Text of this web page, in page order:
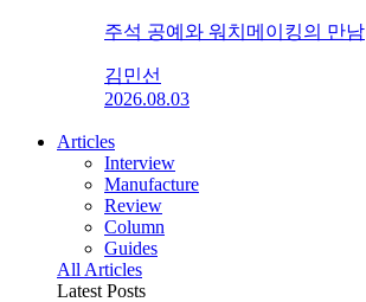
주석 공예와 워치메이킹의 만남
김민선
2026.08.03
Articles
Interview
Manufacture
Review
Column
Guides
All Articles
Latest Posts